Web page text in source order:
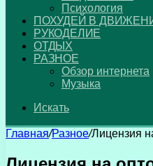
Психология
ПОХУДЕЙ В
РУКОДЕЛИЕ
ОТДЫХ
РАЗНОЕ
Обзор интернета
Музыка
Искать
Главная/Разное/Лицензия